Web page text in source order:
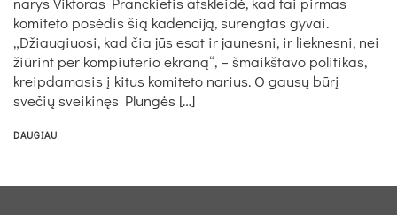
komiteto posėdis šią kadenciją, surengtas gyvai.
„Džiaugiuosi, kad čia jūs esat ir jaunesni, ir lieknesni, nei
žiūrint per kompiuterio ekraną“, – šmaikštavo politikas,
kreipdamasis į kitus komiteto narius. O gausų būrį
svečių sveikinęs Plungės […]
DAUGIAU